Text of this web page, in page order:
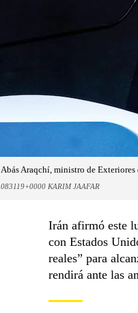
Abás Araqchí, ministro de Exteriores
083119+0000 KARIM JAAFAR
Irán afirmó este
con Estados
reales” para
rendirá ante las